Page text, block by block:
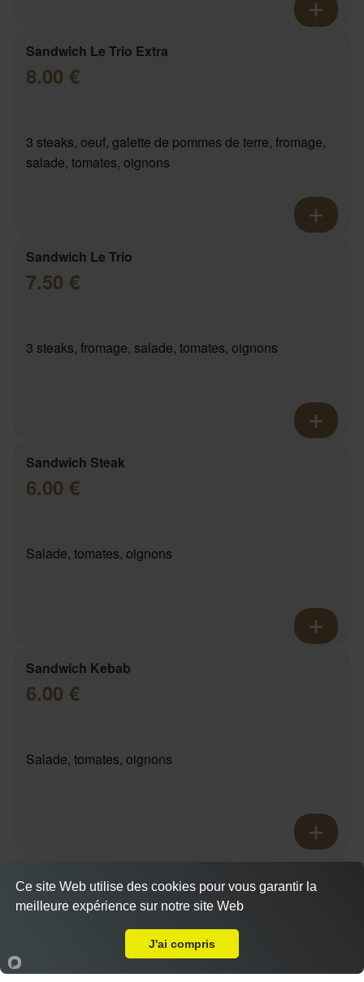
Sandwich Le Trio Extra
8.00 €
3 steaks, oeuf, galette de pommes de terre, fromage,
salade, tomates, oignons
Sandwich Le Trio
7.50 €
3 steaks, fromage, salade, tomates, oignons
Sandwich Steak
6.00 €
Salade, tomates, oignons
Sandwich Kebab
6.00 €
Salade, tomates, oignons
6.00 €
Salade, tomates, oignons
Accueil Panier Compte
Actuellement fermé
Ce site Web utilise des cookies pour vous garantir la
meilleure expérience sur notre site Web
J'ai compris